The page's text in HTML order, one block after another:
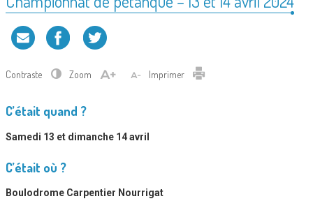
Contraste Zoom Imprimer
C’était quand ?
Samedi 13 et dimanche 14 avril
C’était où ?
Boulodrome Carpentier Nourrigat